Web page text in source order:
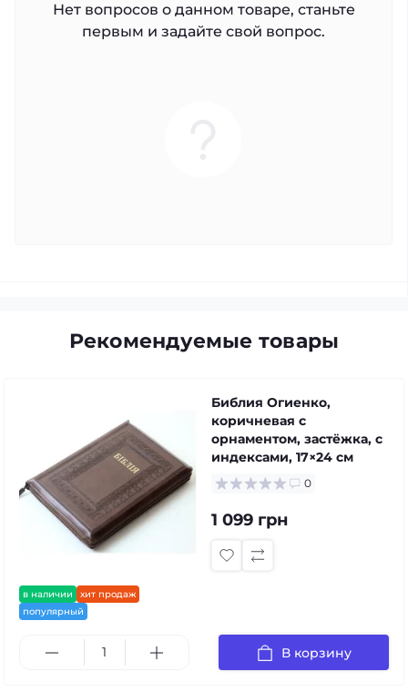
Нет вопросов о данном товаре, станьте
первым и задайте свой вопрос.
Рекомендуемые товары
в наличии
хит продаж
популярный
Библия Огиенко,
коричневая с
орнаментом, застёжка, с
индексами, 17×24 см
0
1 099 грн
В корзину